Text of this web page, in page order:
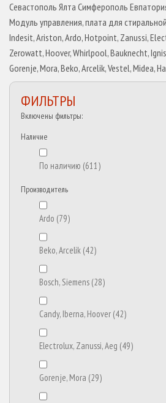
Севастополь Ялта Симферополь
Модуль управления, плата для
Indesit, Ariston, Ardo, Hotpoint, Zanussi,
Zerowatt, Hoover, Whirlpool, Bauknecht,
Gorenje, Mora, Beko, Arcelik, Vestel, Midea,
ФИЛЬТРЫ
Включены фильтры:
Наличие
По наличию (611)
Производитель
Ardo (79)
Beko, Arcelik (42)
Bosch, Siemens (28)
Candy, Iberna, Hoover (42)
Electrolux, Zanussi, Aeg (49)
Gorenje, Mora (29)